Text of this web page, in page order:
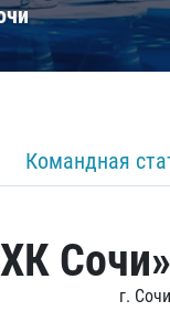
Командная
Сочи»
г. Сочи